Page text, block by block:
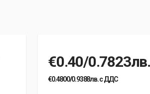
€0.40/0.7823лв.
€0.4800/0.9388лв. с ДДС